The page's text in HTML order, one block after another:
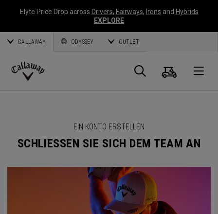
Elyte Price Drop across Drivers, Fairways, Irons and Hybrids
EXPLORE
CALLAWAY ODYSSEY OUTLET
Callaway
Suche
EIN KONTO ERSTELLEN
SCHLIESSEN SIE SICH DEM TEAM AN